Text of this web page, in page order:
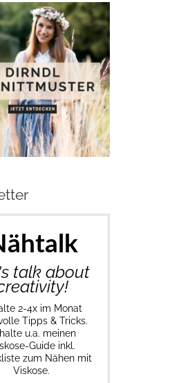
talk about
2-4x im Monat
Tipps & Tricks.
u.a. meinen
Guide inkl.
zum Nähen mit
Viskose.